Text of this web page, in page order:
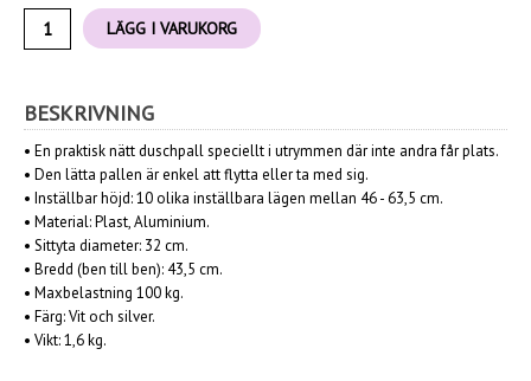
LÄGG I VARUKORG
BESKRIVNING
• En praktisk nätt duschpall speciellt i utrymmen där inte andra får plats.
• Den lätta pallen är enkel att flytta eller ta med sig.
• Inställbar höjd: 10 olika inställbara lägen mellan 46 - 63,5 cm.
• Material: Plast, Aluminium.
• Sittyta diameter: 32 cm.
• Bredd (ben till ben): 43,5 cm.
• Maxbelastning 100 kg.
• Färg: Vit och silver.
• Vikt: 1,6 kg.